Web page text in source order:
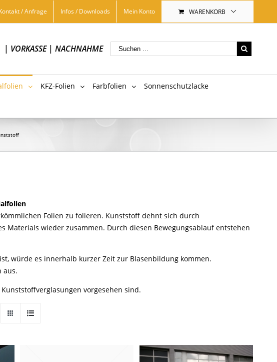
/ Anfrage Infos / Downloads Mein Konto WARENKORB
| VORKASSE| NACHNAHME
KFZ-Folien Farbfolien Sonnenschutzlacke
Folien zu folieren. Kunststoff dehnt sich durch
wieder zusammen. Durch diesen Bewegungsablauf entstehen
würde es innerhalb kurzer Zeit zur Blasenbildung kommen.
aus.
vorgesehen sind.